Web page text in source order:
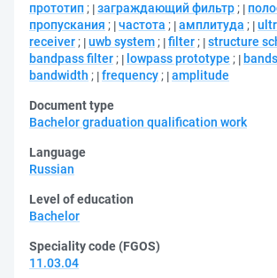
прототип ; заграждающий фильтр ;
пропускания ; частота ; амплитуда ;
receiver ; uwb system ; filter ; structure
bandpass filter ; lowpass prototype ;
bandwidth ; frequency ; amplitude
Document type
Bachelor graduation qualification work
Language
Russian
Level of education
Bachelor
Speciality code (FGOS)
11.03.04